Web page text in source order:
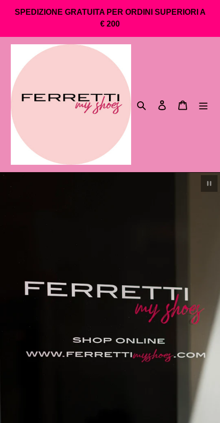
direttamente
contenuti
SPEDIZIONE GRATUITA PER ORDINI SUPERIORI A
€ 200
Cerca Accedi Carrello